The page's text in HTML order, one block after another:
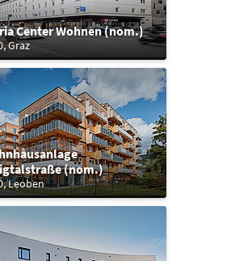
Center Wohnen (nom.)
Graz
(nom.)
Leoben